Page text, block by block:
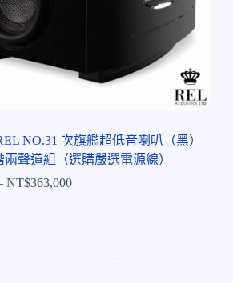
NO.31 次旗艦超低音喇叭（黑）
聲道組（選購嚴選電源線）
NT$363,000